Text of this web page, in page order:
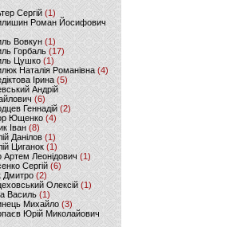
Сергій (1)
Роман Йосифович
Вовкун (1)
Горбаль (17)
Цушко (1)
Наталія Романівна (4)
Ірина(5)
Андрій
(6)
Геннадій (2)
Ющенко (4)
Іван (8)
Данілов (1)
Циганок (1)
Артем Леонідович(1)
Сергій (6)
Дмитро(2)
Олексій(1)
Василь (1)
Михайло (3)
Юрій Миколайович